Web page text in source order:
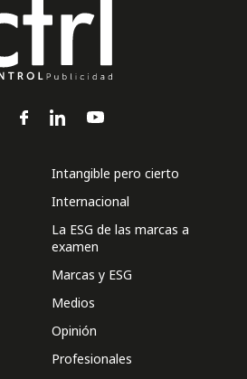
Intangible pero cierto
Internacional
La ESG de las marcas a
examen
Marcas y ESG
Medios
Opinión
Profesionales